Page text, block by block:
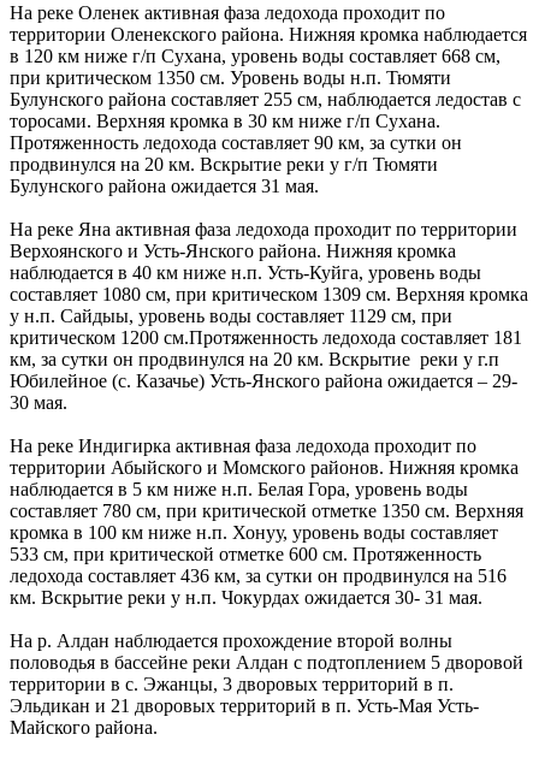
На реке Оленек активная фаза ледохода проходит по
территории Оленекского района. Нижняя кромка наблюдается
в 120 км ниже г/п Сухана, уровень воды составляет 668 см,
при критическом 1350 см. Уровень воды н.п. Тюмяти
Булунского района составляет 255 см, наблюдается ледостав с
торосами. Верхняя кромка в 30 км ниже г/п Сухана.
Протяженность ледохода составляет 90 км, за сутки он
продвинулся на 20 км. Вскрытие реки у г/п Тюмяти
Булунского района ожидается 31 мая.
На реке Яна активная фаза ледохода проходит по территории
Верхоянского и Усть-Янского района. Нижняя кромка
наблюдается в 40 км ниже н.п. Усть-Куйга, уровень воды
составляет 1080 см, при критическом 1309 см. Верхняя кромка
у н.п. Сайдыы, уровень воды составляет 1129 см, при
критическом 1200 см.Протяженность ледохода составляет 181
км, за сутки он продвинулся на 20 км. Вскрытие реки у г.п
Юбилейное (с. Казачье) Усть-Янского района ожидается – 29-
30 мая.
На реке Индигирка активная фаза ледохода проходит по
территории Абыйского и Момского районов. Нижняя кромка
наблюдается в 5 км ниже н.п. Белая Гора, уровень воды
составляет 780 см, при критической отметке 1350 см. Верхняя
кромка в 100 км ниже н.п. Хонуу, уровень воды составляет
533 см, при критической отметке 600 см. Протяженность
ледохода составляет 436 км, за сутки он продвинулся на 516
км. Вскрытие реки у н.п. Чокурдах ожидается 30- 31 мая.
На р. Алдан наблюдается прохождение второй волны
половодья в бассейне реки Алдан с подтоплением 5 дворовой
территории в с. Эжанцы, 3 дворовых территорий в п.
Эльдикан и 21 дворовых территорий в п. Усть-Мая Усть-
Майского района.